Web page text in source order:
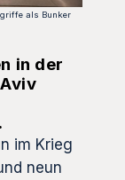
als Bunker
in der
im Krieg
neun